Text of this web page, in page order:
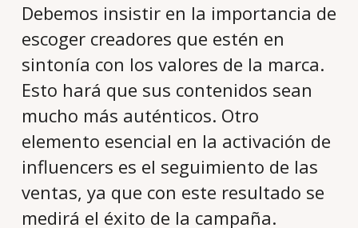
Debemos insistir en la importancia de
escoger creadores que estén en
sintonía con los valores de la marca.
Esto hará que sus contenidos sean
mucho más auténticos. Otro
elemento esencial en la activación de
influencers es el seguimiento de las
ventas, ya que con este resultado se
medirá el éxito de la campaña.